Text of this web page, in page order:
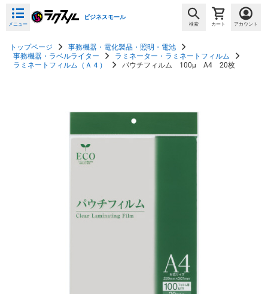
メニュー
ビジネスモール
検索 カート アカウント
トップページ
事務機器・電化製品・照明・電池
事務機器・ラベルライター
ラミネーター・ラミネートフィルム
ラミネートフィルム（Ａ４）
パウチフィルム 100μ A4 20枚